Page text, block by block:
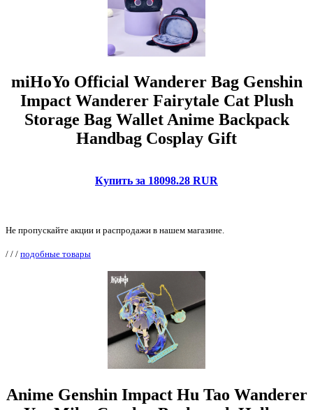
miHoYo Official Wanderer Bag Genshin
Impact Wanderer Fairytale Cat Plush
Storage Bag Wallet Anime Backpack
Handbag Cosplay Gift
Купить за 18098.28 RUR
Не пропускайте акции и распродажи в нашем магазине.
/ / / подобные товары
Anime Genshin Impact Hu Tao Wanderer